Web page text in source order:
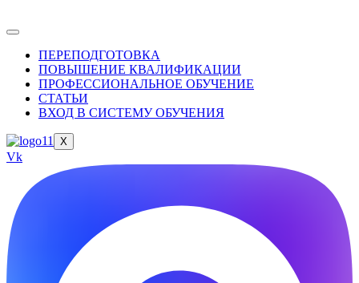
ПЕРЕПОДГОТОВКА
ПОВЫШЕНИЕ КВАЛИФИКАЦИИ
ПРОФЕССИОНАЛЬНОЕ ОБУЧЕНИЕ
СТАТЬИ
ВХОД В СИСТЕМУ ОБУЧЕНИЯ
X
Vk